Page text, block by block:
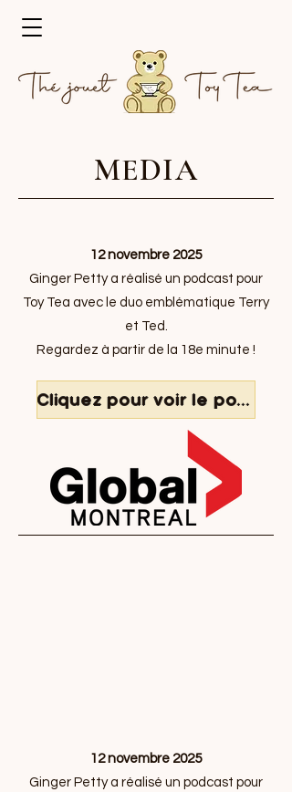
MEDIA
12 novembre 2025
Ginger Petty a réalisé un podcast pour
Toy Tea avec le duo emblématique Terry
et Ted.
Regardez à partir de la 18e minute !
Cliquez pour voir le podcast YouTube en anglais
12 novembre 2025
Ginger Petty a réalisé un podcast pour